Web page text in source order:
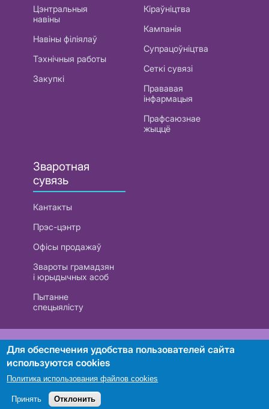
Цэнтральныя
навіны
Навіны філіялаў
Тэхнічныя работы
Закупкі
Кіраўніцтва
Кампанія
Супрацоўніцтва
Сеткі сувязі
Прававая
інфармацыя
Прафсаюзнае
жыццё
Зваротная
сувязь
Кантакты
Прэс-цэнтр
Офісы продажаў
Звароты грамадзян
і юрыдычных асоб
Пытанне
спецыялісту
РУП «Белтэлекам». УНП 101007741
Пошук
Для обеспечения удобства пользователей сайта
используются cookies
Политика использования файлов cookies
Принять Отклонить